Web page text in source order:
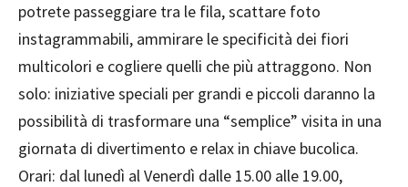
potrete passeggiare tra le fila, scattare foto
instagrammabili, ammirare le specificità dei fiori
multicolori e cogliere quelli che più attraggono. Non
solo: iniziative speciali per grandi e piccoli daranno la
possibilità di trasformare una “semplice” visita in una
giornata di divertimento e relax in chiave bucolica.
Orari: dal lunedì al Venerdì dalle 15.00 alle 19.00,